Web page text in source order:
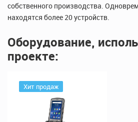
собственного производства.
находятся более 20 устройств.
Оборудование,
проекте:
Хит продаж